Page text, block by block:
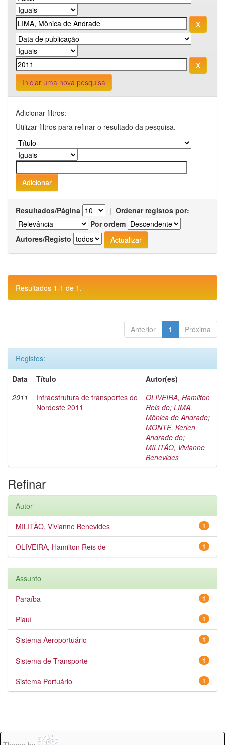
Iniciar uma nova pesquisa
Adicionar filtros:
Utilizar filtros para refinar o resultado da pesquisa.
Resultados/Página | Ordenar registos por:
Por ordem
Autores/Registo
Resultados 1-1 de 1.
Anterior 1 Próxima
Registos:
Data
Título
Autor(es)
2011
Infraestrutura de transportes do
Nordeste 2011
OLIVEIRA, Hamilton
Reis de; LIMA,
Mônica de Andrade;
MONTE, Kerlen
Andrade do;
MILITÃO, Vivianne
Benevides
Refinar
Autor
1
MILITÃO, Vivianne Benevides
1
OLIVEIRA, Hamilton Reis de
Assunto
1
Paraíba
1
Piauí
1
Sistema Aeroportuário
1
Sistema de Transporte
1
Sistema Portuário